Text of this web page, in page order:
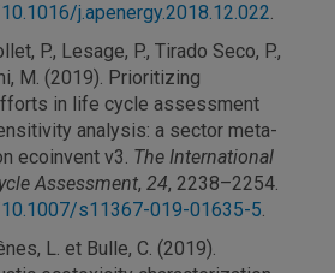
j.apenergy.2018.12.022.
P., Lesage, P., Tirado Seco, P.,
M. (2019). Prioritizing
in life cycle assessment
analysis: a sector meta-
ecoinvent v3. The International
Assessment, 24, 2238–2254.
s11367-019-01635-5.
L. et Bulle, C. (2019).